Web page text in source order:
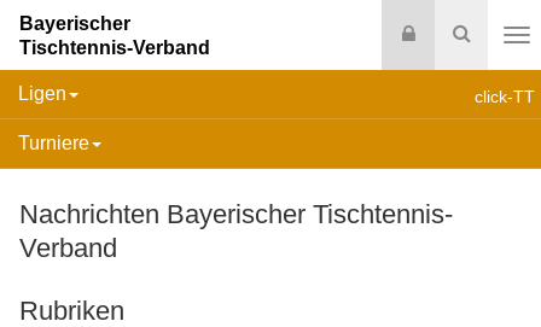
Suche
Login
Bayerischer
Tischtennis-Verband
click-TT
Ligen
Turniere
Nachrichten Bayerischer Tischtennis-
Verband
Rubriken